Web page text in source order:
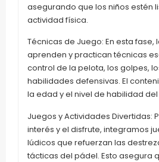
asegurando que los niños estén
actividad física.
Técnicas de Juego: En esta fase,
aprenden y practican técnicas
control de la pelota, los golpes,
habilidades defensivas. El
la edad y el nivel de habilidad
Juegos y Actividades Divertidas:
interés y el disfrute, integramos
lúdicos que refuerzan las
tácticas del pádel. Esto asegura